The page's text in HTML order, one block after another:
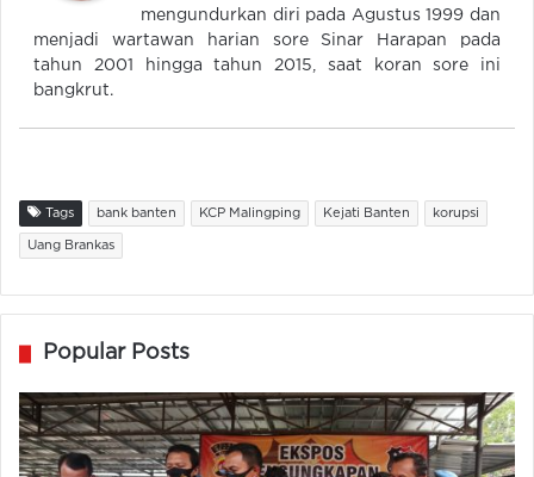
mengundurkan diri pada Agustus 1999 dan
menjadi wartawan harian sore Sinar Harapan pada
tahun 2001 hingga tahun 2015, saat koran sore ini
bangkrut.
Tags bank banten KCP Malingping Kejati Banten korupsi
Uang Brankas
Popular Posts